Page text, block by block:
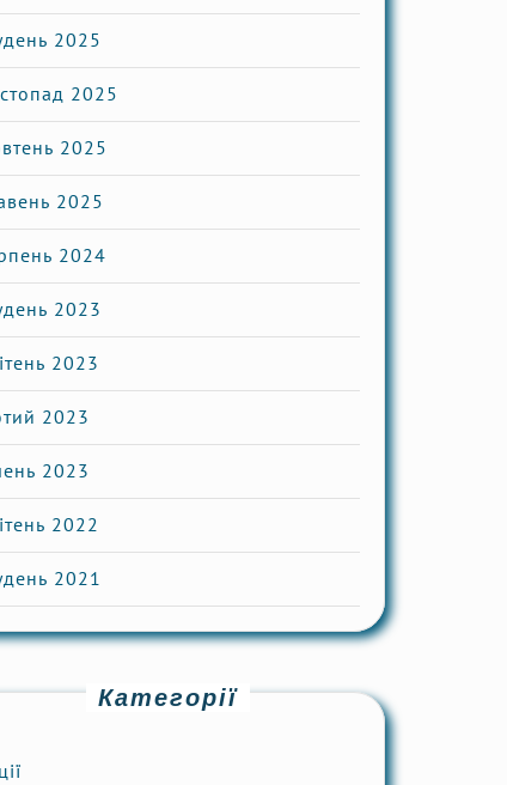
2025
2025
2025
2025
2024
2023
2023
2023
2023
2022
2021
Категорії